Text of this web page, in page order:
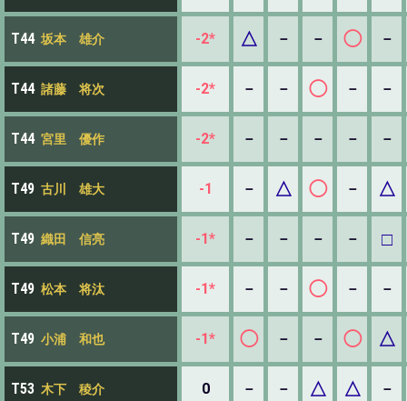
T44 坂本 雄介 -2* △ － － ◯ －
T44 諸藤 将次 -2* － － ◯ － －
T44 宮里 優作 -2* － － － － －
T49 古川 雄大 -1 － △ ◯ － △
T49 織田 信亮 -1* － － － － □
T49 松本 将汰 -1* － － ◯ － －
T49 小浦 和也 -1* ◯ － － ◯ △
T53 木下 稜介 0 － － △ △ －